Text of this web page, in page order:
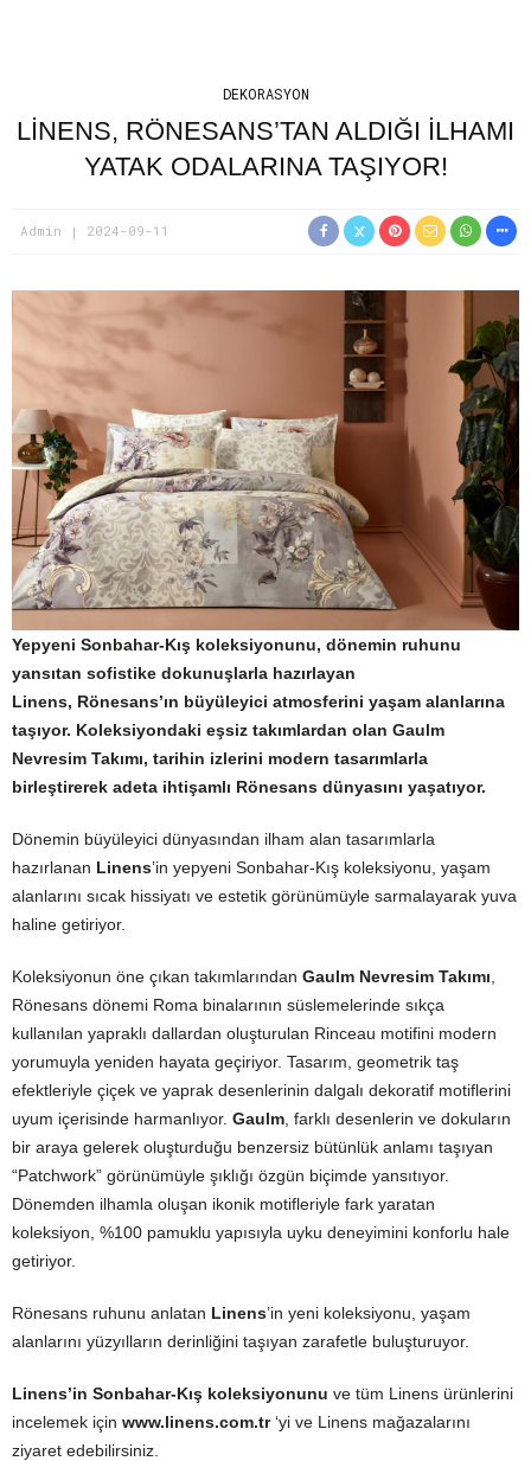
DEKORASYON
LİNENS, RÖNESANS’TAN ALDIĞI İLHAMI
YATAK ODALARINA TAŞIYOR!
Admin 2024-09-11
Yepyeni Sonbahar-Kış koleksiyonunu, dönemin ruhunu
yansıtan sofistike dokunuşlarla hazırlayan
Linens, Rönesans’ın büyüleyici atmosferini yaşam alanlarına
taşıyor. Koleksiyondaki eşsiz takımlardan olan Gaulm
Nevresim Takımı, tarihin izlerini modern tasarımlarla
birleştirerek adeta ihtişamlı Rönesans dünyasını yaşatıyor.
Dönemin büyüleyici dünyasından ilham alan tasarımlarla
hazırlanan Linens’in yepyeni Sonbahar-Kış koleksiyonu, yaşam
alanlarını sıcak hissiyatı ve estetik görünümüyle sarmalayarak yuva
haline getiriyor.
Koleksiyonun öne çıkan takımlarından Gaulm Nevresim Takımı
Rönesans dönemi Roma binalarının süslemelerinde sıkça
kullanılan yapraklı dallardan oluşturulan Rinceau motifini modern
yorumuyla yeniden hayata geçiriyor. Tasarım, geometrik taş
efektleriyle çiçek ve yaprak desenlerinin dalgalı dekoratif motiflerini
uyum içerisinde harmanlıyor. Gaulm , farklı desenlerin ve dokuların
bir araya gelerek oluşturduğu benzersiz bütünlük anlamı taşıyan
“Patchwork” görünümüyle şıklığı özgün biçimde yansıtıyor.
Dönemden ilhamla oluşan ikonik motifleriyle fark yaratan
koleksiyon, %100 pamuklu yapısıyla uyku deneyimini konforlu hale
getiriyor.
Rönesans ruhunu anlatan Linens’in yeni koleksiyonu, yaşam
alanlarını yüzyılların derinliğini taşıyan zarafetle buluşturuyor.
Linens’in Sonbahar-Kış koleksiyonunu ve tüm Linens ürünlerini
incelemek için www.linens.com.tr‘yi ve Linens mağazalarını
ziyaret edebilirsiniz.